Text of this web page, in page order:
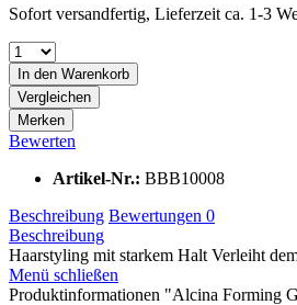
Sofort versandfertig, Lieferzeit ca. 1-3
In den Warenkorb
Vergleichen
Merken
Bewerten
Artikel-Nr.: BBB10008
Beschreibung Bewertungen 0
Beschreibung
Haarstyling mit starkem Halt Verleiht
Menü schließen
Produktinformationen "Alcina Forming